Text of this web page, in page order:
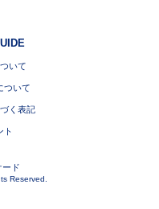
いて
ついて
く表記
ト
ード
Reserved.